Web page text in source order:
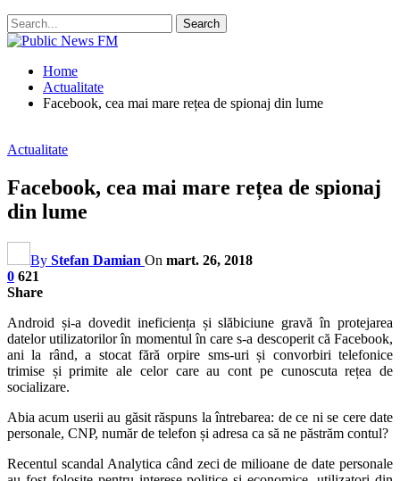
Home
Actualitate
Facebook, cea mai mare rețea de spionaj din lume
Actualitate
Facebook, cea mai mare rețea de spionaj
din lume
By Stefan Damian On mart. 26, 2018
0 621
Share
Android și-a dovedit ineficiența și slăbiciune gravă în protejarea
datelor utilizatorilor în momentul în care s-a descoperit că Facebook,
ani la rând, a stocat fără orpire sms-uri și convorbiri telefonice
trimise și primite ale celor care au cont pe cunoscuta rețea de
socializare.
Abia acum userii au găsit răspuns la întrebarea: de ce ni se cere date
personale, CNP, număr de telefon și adresa ca să ne păstrăm contul?
Recentul scandal Analytica când zeci de milioane de date personale